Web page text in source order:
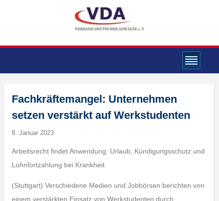
Fachkräftemangel: Unternehmen
setzen verstärkt auf Werkstudenten
8. Januar 2023
Arbeitsrecht findet Anwendung: Urlaub, Kündigungsschutz und
Lohnfortzahlung bei Krankheit
(Stuttgart) Verschiedene Medien und Jobbörsen berichten von
einem verstärkten Einsatz von Werkstudenten durch